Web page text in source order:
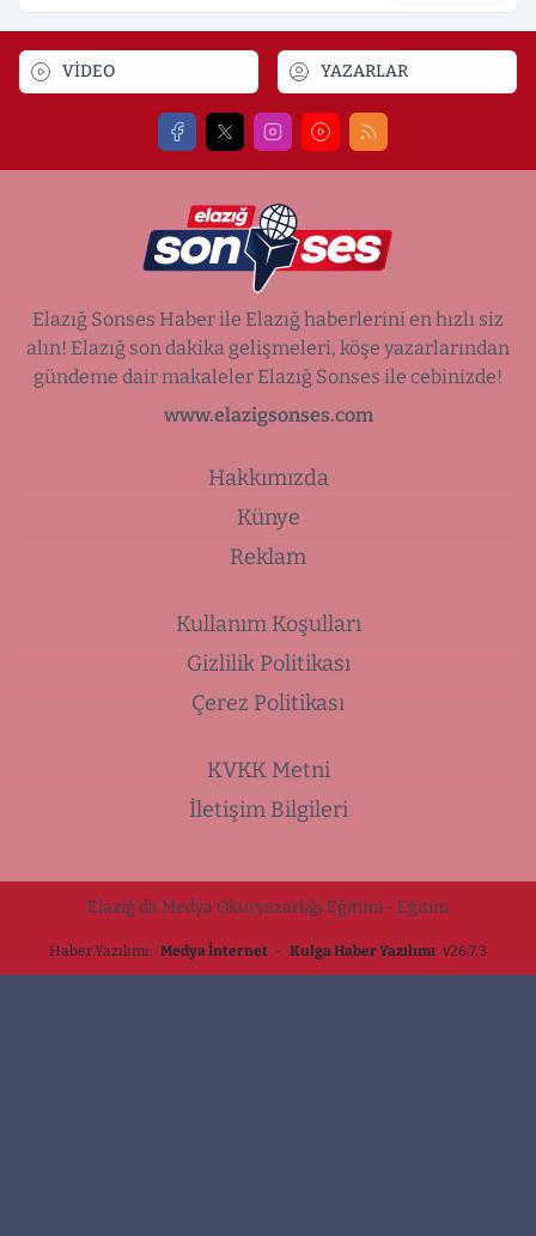
VİDEO YAZARLAR
Elazığ Sonses Haber ile Elazığ haberlerini en hızlı siz
alın! Elazığ son dakika gelişmeleri, köşe yazarlarından
gündeme dair makaleler Elazığ Sonses ile cebinizde!
www.elazigsonses.com
Hakkımızda
Künye
Reklam
Kullanım Koşulları
Gizlilik Politikası
Çerez Politikası
KVKK Metni
İletişim Bilgileri
Elazığ’da Medya Okuryazarlığı Eğitimi - Eğitim
Haber Yazılımı: Medya İnternet - Kulga Haber Yazılımı v26.7.3